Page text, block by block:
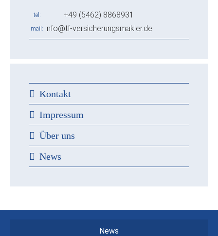
tel +49 (5462) 8868931
mail info@tf-versicherungsmakler.de
Kontakt
Impressum
Über uns
News
News